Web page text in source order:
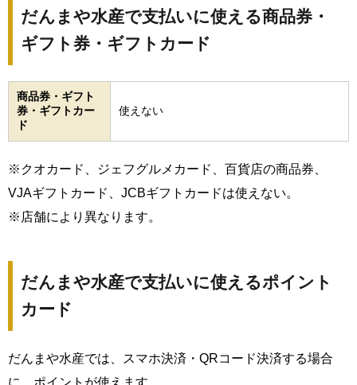
だんまや水産で支払いに使える商品券・
ギフト券・ギフトカード
商品券・ギフト
券・ギフトカー
ド
使えない
※クオカード、ジェフグルメカード、百貨店の商品券、
VJAギフトカード、JCBギフトカードは使えない。
※店舗により異なります。
だんまや水産で支払いに使えるポイント
カード
だんまや水産では、スマホ決済・QRコード決済する場合